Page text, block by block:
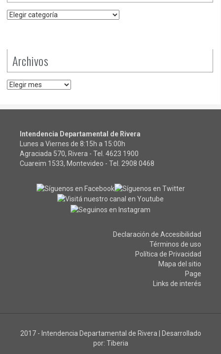
Categorías
Archivos
Archivos
Intendencia Departamental de Rivera
Lunes a Viernes de 8:15h a 15:00h
Agraciada 570, Rivera - Tel. 4623 1900
Cuareim 1533, Montevideo - Tel. 2908 0468
Declaración de Accesibilidad
Términos de uso
Política de Privacidad
Mapa del sitio
Page
Links de interés
2017 - Intendencia Departamental de Rivera
Desarrollado
por: Tiberia